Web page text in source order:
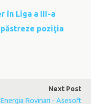
în Liga a III-a
păstreze poziţia
Next Post
Energia Rovinari - Asesoft